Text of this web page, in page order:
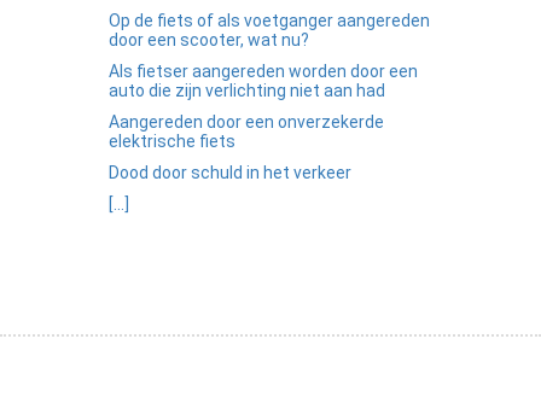
Op de fiets of als voetganger aangereden
door een scooter, wat nu?
Als fietser aangereden worden door een
auto die zijn verlichting niet aan had
Aangereden door een onverzekerde
elektrische fiets
Dood door schuld in het verkeer
[...]